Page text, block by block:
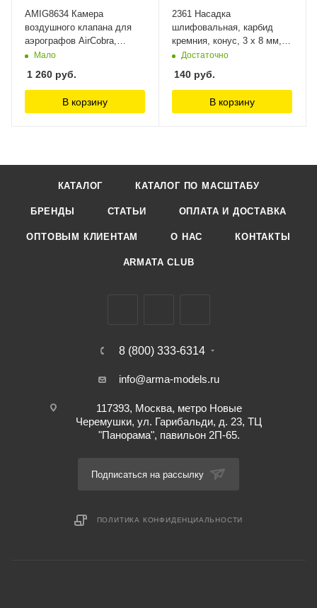
AMIG8634 Камера
воздушного клапана для
аэрографов AirCobra,
AirViper (Aair Valve
Мало
1 260 руб.
В корзину
2361 Насадка
шлифовальная, карбид
кремния, конус, 3 х 8 мм,
3шт./уп., блистер Jas
Достаточно
140 руб.
В корзину
КАТАЛОГ КАТАЛОГ ПО МАСШТАБУ
БРЕНДЫ СТАТЬИ ОПЛАТА И ДОСТАВКА
ОПТОВЫМ КЛИЕНТАМ О НАС КОНТАКТЫ
ARMATA CLUB
8 (800) 333-6314
info@arma-models.ru
117393, Москва, метро Новые
Черемушки, ул. Гарибальди, д. 23, ТЦ
"Панорама", павильон 2П-65.
Подписаться на рассылку
ПОЛИТИКА КОНФИДЕНЦИАЛЬНОСТИ